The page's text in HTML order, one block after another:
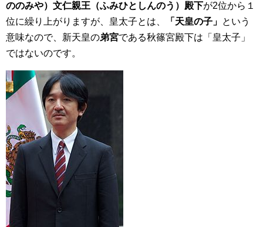
ののみや）文仁親王（ふみひとしんのう）殿下が2位から１
位に繰り上がりますが、皇太子とは、
「天皇の子」 という
意味なので、新天皇の弟宮である秋篠宮殿下は「皇太子」
ではないのです。